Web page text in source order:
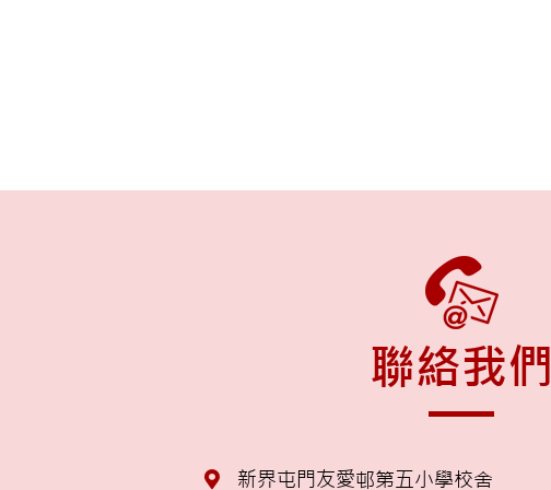
聯絡我們
新界屯門友愛邨第五小學校舍